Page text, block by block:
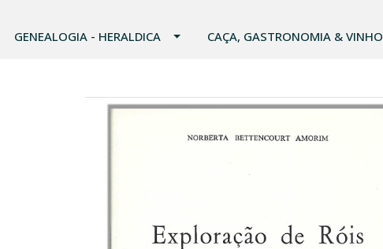
GENEALOGIA - HERALDICA CAÇA, GASTRONOMIA &